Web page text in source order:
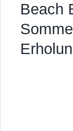
Beach